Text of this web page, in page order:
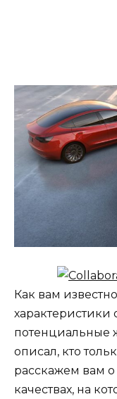
Как вам
потенциальные
описал, кто
расскажем вам
качествах, на